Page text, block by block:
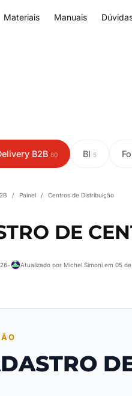
Materiais Manuais
B2B 80 BI 5
/ Painel / Centros de Distribuição
DE
• Atualizado por Michel Simoni em 05